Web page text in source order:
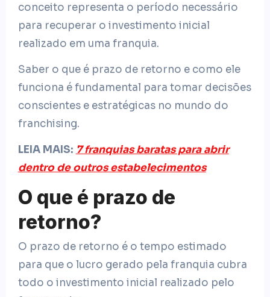
conceito representa o período necessário
para recuperar o investimento inicial
realizado em uma franquia.
Saber o que é prazo de retorno e como ele
funciona é fundamental para tomar decisões
conscientes e estratégicas no mundo do
franchising.
LEIA MAIS: 7 franquias baratas para abrir
dentro de outros estabelecimentos
O que é prazo de
retorno?
O prazo de retorno é o tempo estimado
para que o lucro gerado pela franquia cubra
todo o investimento inicial realizado pelo